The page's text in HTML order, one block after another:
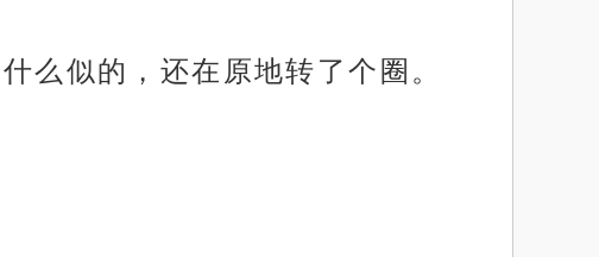
么似的，还在原地转了个圈。